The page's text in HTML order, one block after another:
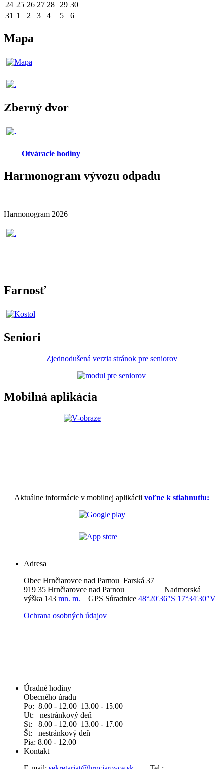
24 25 26 27 28 29 30
31 1 2 3 4 5 6
Mapa
Zberný dvor
Otváracie hodiny
Harmonogram vývozu odpadu
Harmonogram 2026
Farnosť
Seniori
Zjednodušená verzia stránok pre seniorov
Mobilná aplikácia
Aktuálne informácie v mobilnej aplikácii voľne k stiahnutiu:
Adresa
Obec Hrnčiarovce nad Parnou Farská 37
919 35 Hrnčiarovce nad Parnou Nadmorská
výška 143 mn. m. GPS Súradnice 48°20′36″S 17°34′30″V
Ochrana osobných údajov
Úradné hodiny
Obecného úradu
Po: 8.00 - 12.00 13.00 - 15.00
Ut: nestránkový deň
St: 8.00 - 12.00 13.00 - 17.00
Št: nestránkový deň
Pia: 8.00 - 12.00
Kontakt